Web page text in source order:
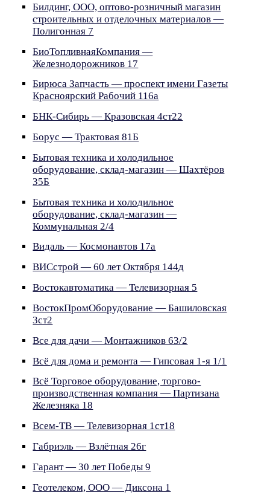
Билдинг, ООО, оптово-розничный магазин
строительных и отделочных материалов —
Полигонная 7
БиоТопливнаяКомпания —
Железнодорожников 17
Бирюса Запчасть — проспект имени Газеты
Красноярский Рабочий 116а
БНК-Сибирь — Кразовская 4ст22
Борус — Трактовая 81Б
Бытовая техника и холодильное
оборудование, склад-магазин — Шахтёров
35Б
Бытовая техника и холодильное
оборудование, склад-магазин —
Коммунальная 2/4
Видаль — Космонавтов 17а
ВИСстрой — 60 лет Октября 144д
Востокавтоматика — Телевизорная 5
ВостокПромОборудование — Башиловская
3ст2
Все для дачи — Монтажников 63/2
Всё для дома и ремонта — Гипсовая 1-я 1/1
Всё Торговое оборудование, торгово-
производственная компания — Партизана
Железняка 18
Всем-ТВ — Телевизорная 1ст18
Габриэль — Взлётная 26г
Гарант — 30 лет Победы 9
Геотелеком, ООО — Диксона 1